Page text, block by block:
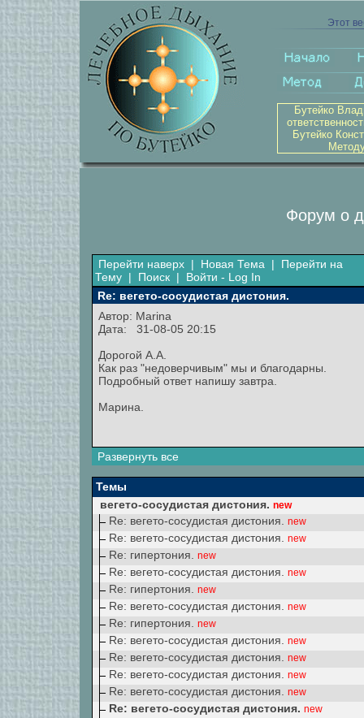
Этот
Бутейко
Бутейко
Форум о
Перейти наверх | Новая Тема | Перейти на
Тему | Поиск | Войти - Log In
Re: вегето-сосудистая дистония.
Автор: Marina
Дата: 31-08-05 20:15
Дорогой А.А.
Как раз "недоверчивым" мы и благодарны.
Подробный ответ напишу завтра.
Марина.
Развернуть все
Темы
вегето-сосудистая дистония. new
Re: вегето-сосудистая дистония. new
Re: вегето-сосудистая дистония. new
Re: гипертония. new
Re: вегето-сосудистая дистония. new
Re: гипертония. new
Re: вегето-сосудистая дистония. new
Re: гипертония. new
Re: вегето-сосудистая дистония. new
Re: вегето-сосудистая дистония. new
Re: вегето-сосудистая дистония. new
Re: вегето-сосудистая дистония. new
Re: вегето-сосудистая дистония. new